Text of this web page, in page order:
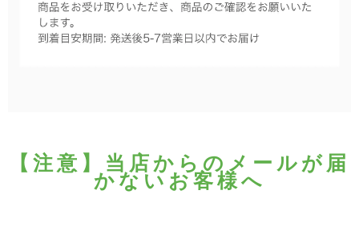
【注意】当店からのメールが届
かないお客様へ